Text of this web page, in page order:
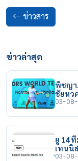
ข่าวสาร
ข่าวล่าสุด
พิชญา
ชัยหว
03-
ยู 14
เทนนิ
03-